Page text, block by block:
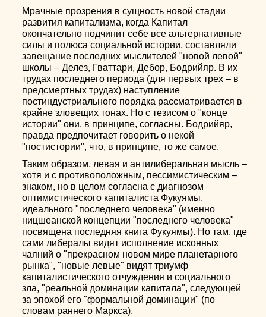
Мрачные прозрения в сущность новой стадии
развития капитализма, когда Капитал
окончательно подчинит себе все альтернативные
силы и полюса социальной истории, составляли
завещание последних мыслителей "новой левой"
школы – Делез, Гваттари, Дебор, Бодрийяр. В их
трудах последнего периода (для первых трех – в
предсмертных трудах) наступление
постиндустриального порядка рассматривается в
крайне зловещих тонах. Но с тезисом о "конце
истории" они, в принципе, согласны. Бодрийяр,
правда предпочитает говорить о некой
"постистории", что, в принципе, то же самое.
Таким образом, левая и антилиберальная мысль –
хотя и с противоположным, пессимистическим –
знаком, но в целом согласна с диагнозом
оптимистического капиталиста Фукуямы,
идеального "последнего человека" (именно
ницшеанской концепции "последнего человека"
посвящена последняя книга Фукуямы). Но там, где
сами либералы видят исполнение исконных
чаяний о "прекрасном новом мире планетарного
рынка", "новые левые" видят триумф
капиталистического отчуждения и социального
зла, "реальной доминации капитала", следующей
за эпохой его "формальной доминации" (по
словам раннего Маркса).